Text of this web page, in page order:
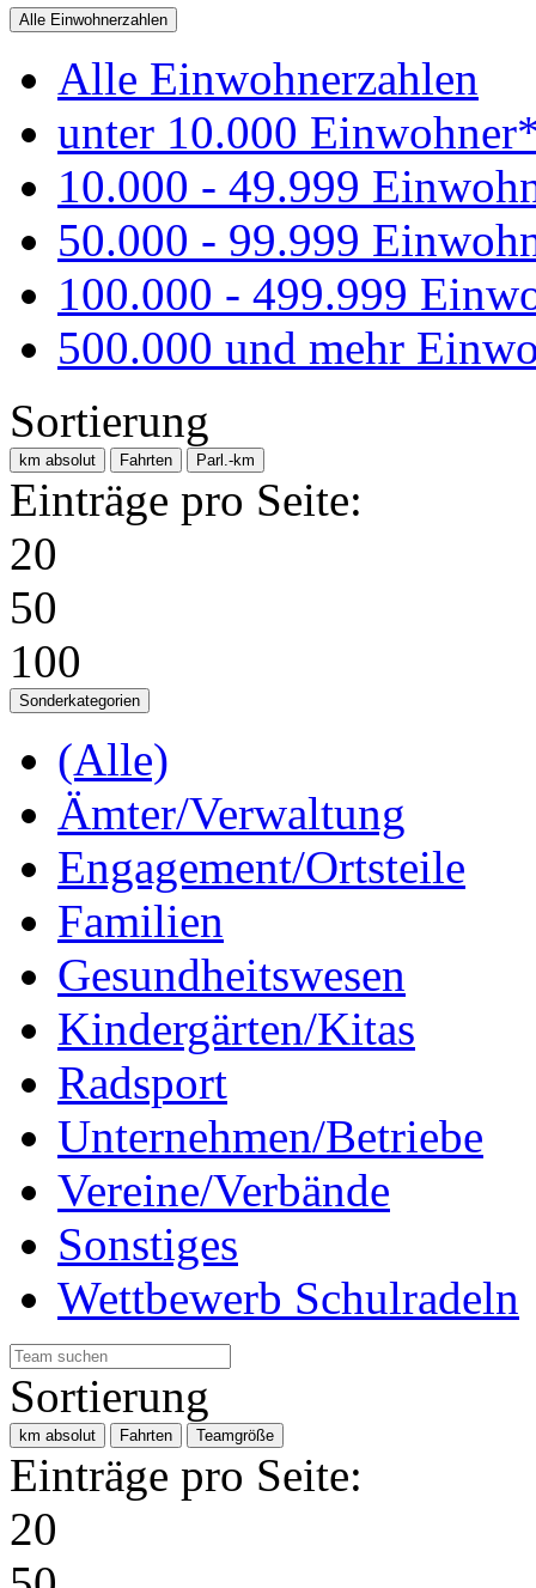
Alle Einwohnerzahlen
Alle Einwohnerzahlen
unter 10.000
10.000 - 49.999
50.000 - 99.999
100.000 - 499.999
500.000 und mehr
Sortierung
km absolut Fahrten Parl.-km
Einträge pro Seite:
20
50
100
Sonderkategorien
(Alle)
Ämter/Verwaltung
Engagement/Ortsteile
Familien
Gesundheitswesen
Kindergärten/Kitas
Radsport
Unternehmen/Betriebe
Vereine/Verbände
Sonstiges
Wettbewerb Schulradeln
Sortierung
km absolut Fahrten Teamgröße
Einträge pro Seite:
20